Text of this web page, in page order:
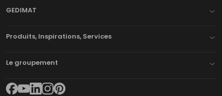
GEDIMAT
Produits, Inspirations, Services
Le groupement